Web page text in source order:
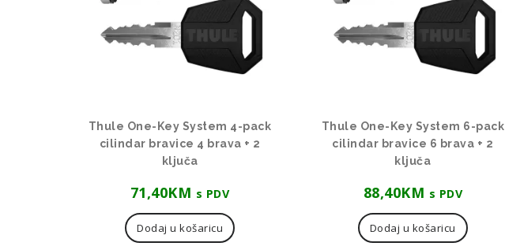
Thule One-Key System 4-pack
cilindar bravice 4 brava + 2
ključa
71,40KM s PDV
Dodaj u košaricu
Thule One-Key System 6-pack
cilindar bravice 6 brava + 2
ključa
88,40KM s PDV
Dodaj u košaricu